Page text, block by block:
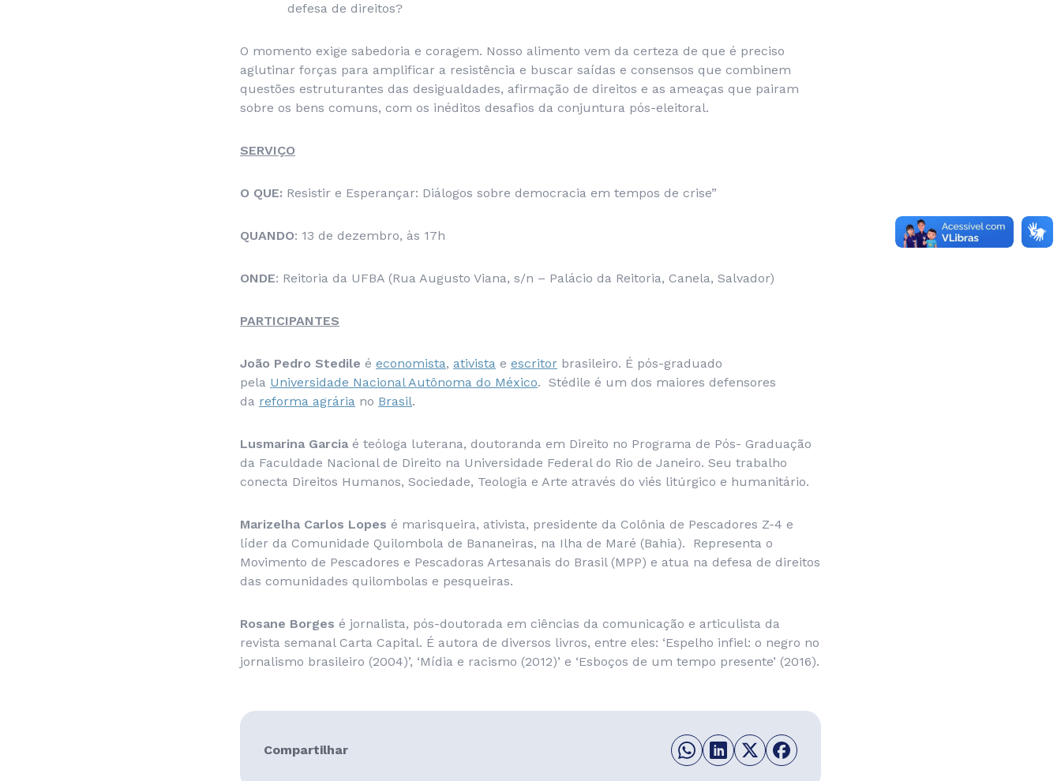
defesa de direitos?
O momento exige sabedoria e coragem. Nosso alimento vem da certeza de que é preciso
aglutinar forças para amplificar a resistência e buscar saídas e consensos que combinem
questões estruturantes das desigualdades, afirmação de direitos e as ameaças que pairam
sobre os bens comuns, com os inéditos desafios da conjuntura pós-eleitoral.
SERVIÇO
O QUE: Resistir e Esperançar: Diálogos sobre democracia em tempos de crise”
QUANDO: 13 de dezembro, às 17h
ONDE: Reitoria da UFBA (Rua Augusto Viana, s/n – Palácio da Reitoria, Canela, Salvador)
PARTICIPANTES
João Pedro Stedile é economista, ativista e escritor brasileiro. É pós-graduado
pela Universidade Nacional Autônoma do México. Stédile é um dos maiores defensores
da reforma agrária no Brasil.
Lusmarina Garcia é teóloga luterana, doutoranda em Direito no Programa de Pós- Graduação
da Faculdade Nacional de Direito na Universidade Federal do Rio de Janeiro. Seu trabalho
conecta Direitos Humanos, Sociedade, Teologia e Arte através do viés litúrgico e humanitário.
Marizelha Carlos Lopes é marisqueira, ativista, presidente da Colônia de Pescadores Z-4 e
líder da Comunidade Quilombola de Bananeiras, na Ilha de Maré (Bahia). Representa o
Movimento de Pescadores e Pescadoras Artesanais do Brasil (MPP) e atua na defesa de direitos
das comunidades quilombolas e pesqueiras.
Rosane Borges é jornalista, pós-doutorada em ciências da comunicação e articulista da
revista semanal Carta Capital. É autora de diversos livros, entre eles: ‘Espelho infiel: o negro no
jornalismo brasileiro (2004)’, ‘Mídia e racismo (2012)’ e ‘Esboços de um tempo presente’ (2016).
Compartilhar